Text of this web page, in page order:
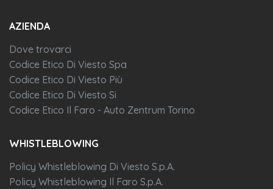
AZIENDA
Dove trovarci
Codice Etico Di Viesto Spa
Codice Etico Di Viesto Più
Codice Etico Di Viesto Si
Codice Etico Il Faro - Auto Zentrum Torino
WHISTLEBLOWING
Policy Whistleblowing Di Viesto S.p.A.
Policy Whistleblowing Il Faro S.p.A.